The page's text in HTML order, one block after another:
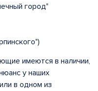
город"
имеются в наличии,
у наших
в одном из